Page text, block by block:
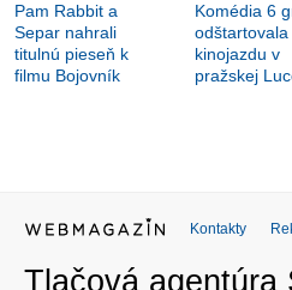
Pam Rabbit a
Separ nahrali
titulnú pieseň k
filmu Bojovník
Komédia 6
odštartovala
kinojazdu v
pražskej
Kontakty
Tlačová agentúra